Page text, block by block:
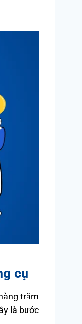
cụ
trăm
là bước